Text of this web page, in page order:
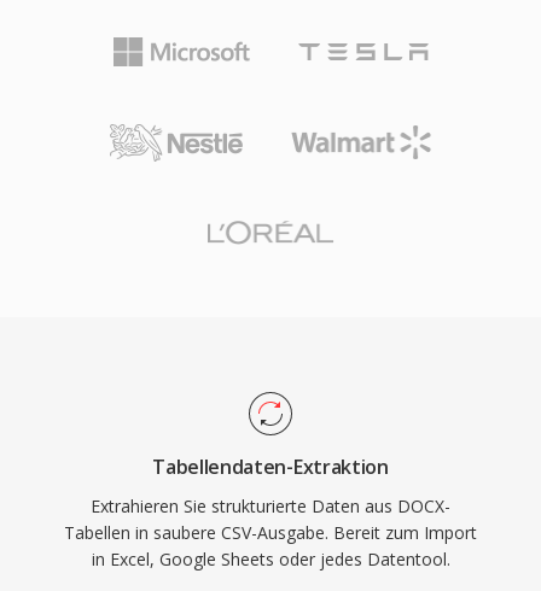
Tabellendaten-Extraktion
Extrahieren Sie strukturierte Daten aus DOCX-
Tabellen in saubere CSV-Ausgabe. Bereit zum Import
in Excel, Google Sheets oder jedes Datentool.